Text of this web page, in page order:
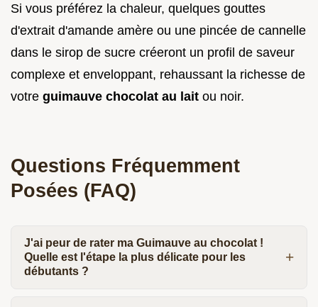
Si vous préférez la chaleur, quelques gouttes
d'extrait d'amande amère ou une pincée de cannelle
dans le sirop de sucre créeront un profil de saveur
complexe et enveloppant, rehaussant la richesse de
votre guimauve chocolat au lait ou noir.
Questions Fréquemment
Posées (FAQ)
J'ai peur de rater ma Guimauve au chocolat !
Quelle est l'étape la plus délicate pour les
débutants ?